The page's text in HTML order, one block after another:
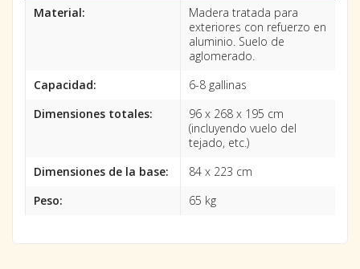
Material:
Madera tratada para
exteriores con refuerzo en
aluminio. Suelo de
aglomerado.
Capacidad:
6-8 gallinas
Dimensiones totales:
96 x 268 x 195 cm
(incluyendo vuelo del
tejado, etc.)
Dimensiones de la base:
84 x 223 cm
Peso:
65 kg